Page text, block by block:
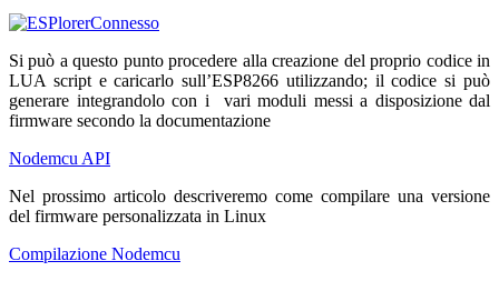
Si può a questo punto procedere alla creazione del proprio codice in
LUA script e caricarlo sull’ESP8266 utilizzando; il codice si può
generare integrandolo con i vari moduli messi a disposizione dal
firmware secondo la documentazione
Nodemcu API
Nel prossimo articolo descriveremo come compilare una versione
del firmware personalizzata in Linux
Compilazione Nodemcu